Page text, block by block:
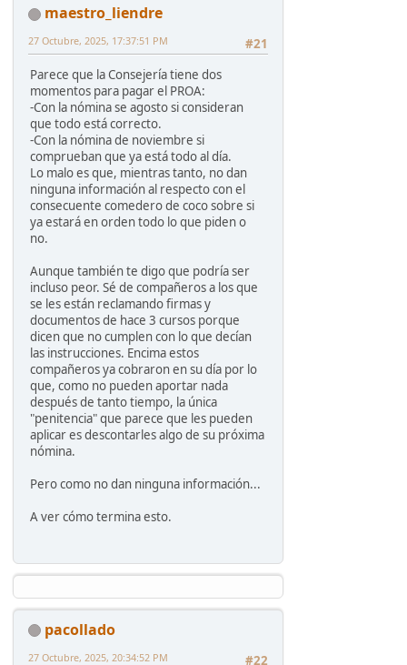
maestro_liendre
#21
27 Octubre, 2025, 17:37:51 PM
Parece que la Consejería tiene dos
momentos para pagar el PROA:
-Con la nómina se agosto si consideran
que todo está correcto.
-Con la nómina de noviembre si
comprueban que ya está todo al día.
Lo malo es que, mientras tanto, no dan
ninguna información al respecto con el
consecuente comedero de coco sobre si
ya estará en orden todo lo que piden o
no.
Aunque también te digo que podría ser
incluso peor. Sé de compañeros a los que
se les están reclamando firmas y
documentos de hace 3 cursos porque
dicen que no cumplen con lo que decían
las instrucciones. Encima estos
compañeros ya cobraron en su día por lo
que, como no pueden aportar nada
después de tanto tiempo, la única
"penitencia" que parece que les pueden
aplicar es descontarles algo de su próxima
nómina.
Pero como no dan ninguna información...
A ver cómo termina esto.
pacollado
#22
27 Octubre, 2025, 20:34:52 PM